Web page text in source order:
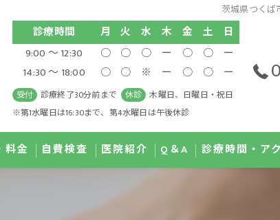
茨城県つくば
診療時間 月 火 水 木 金 土
日
9:00 ～ 12:30
○ ○ ○ ー ○ ○
ー
14:30 ～ 18:00
○ ○ ※ ー ○ ○ ー
受付 診療終了30分前まで 休診 木曜日、日曜日・祝日
※第1水曜日は16:30まで、第4水曜日は午後休診
料金 自費検査 医院紹介
医師紹介
Q＆A 診療時間・ア